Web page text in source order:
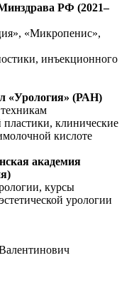
РФ (2021–
«Микропенис»,
инъекционного
«Урология» (РАН)
клинические
кислоте
академия
курсы
урологии